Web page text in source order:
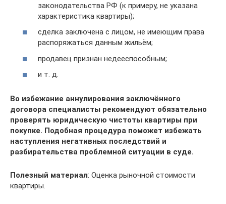
законодательства РФ (к примеру, не указана
характеристика квартиры);
сделка заключена с лицом, не имеющим права
распоряжаться данным жильём;
продавец признан недееспособным;
и т. д.
Во избежание аннулирования заключённого
договора специалисты рекомендуют обязательно
проверять юридическую чистоты квартиры при
покупке. Подобная процедура поможет избежать
наступления негативных последствий и
разбирательства проблемной ситуации в суде.
Полезный материал: Оценка рыночной стоимости
квартиры.